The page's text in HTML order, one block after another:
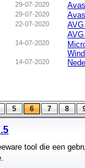
29-07-2020
29-07-2020
22-07-2020
14-07-2020
14-07-2020
5 6 7 8
tool die een